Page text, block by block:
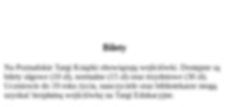
Bilety
Na Poznańskie Targi Książki obowiązują wejściówki. Dostępne są
bilety ulgowe (10 zł), normalne (15 zł) oraz trzydniowe (30 zł).
Uczniowie do 19 roku życia, nauczyciele oraz bibliotekarze mogą
uzyskać bezpłatną wejściówkę na Targi Edukacyjne.